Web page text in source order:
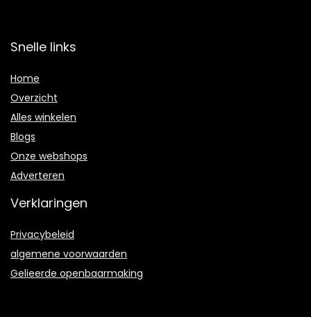
Snelle links
Home
Overzicht
Alles winkelen
Blogs
Onze webshops
Adverteren
Verklaringen
Privacybeleid
algemene voorwaarden
Gelieerde openbaarmaking